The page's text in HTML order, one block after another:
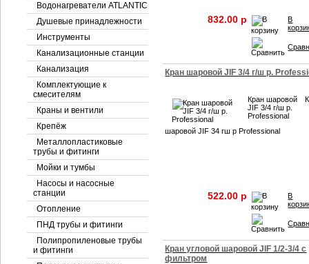
Водонагреватели ATLANTIC
Душевые принадлежности
Инструменты
Канализационные станции
Канализация
Комплектующие к
смесителям
Краны и вентили
Крепёж
Металлопластиковые
трубы и фитинги
Мойки и тумбы
Насосы и насосные
станции
Отопление
ПНД трубы и фитинги
Полипропиленовые трубы
и фитинги
832.00 p
В
Кран шаровой JIF 3/4 г/ш р.
Кран шаровой
JIF 3/4 г/ш р.
Professional
шаровой JIF 34 гш р Professional
522.00 p
В
Кран угловой шаровой JIF 1/2-3/4 с
фильтром